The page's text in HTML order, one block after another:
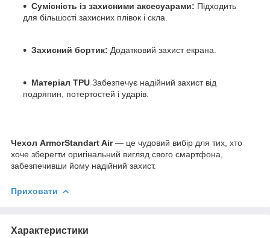
Сумісність із захисними аксесуарами: Підходить
для більшості захисних плівок і скла.
Захисний бортик: Додатковий захист екрана.
Матеріал TPU Забезпечує надійний захист від
подряпин, потертостей і ударів.
Чехол ArmorStandart Air— це чудовий вибір для тих, хто
хоче зберегти оригінальний вигляд свого смартфона,
забезпечивши йому надійний захист.
Приховати
Характеристики